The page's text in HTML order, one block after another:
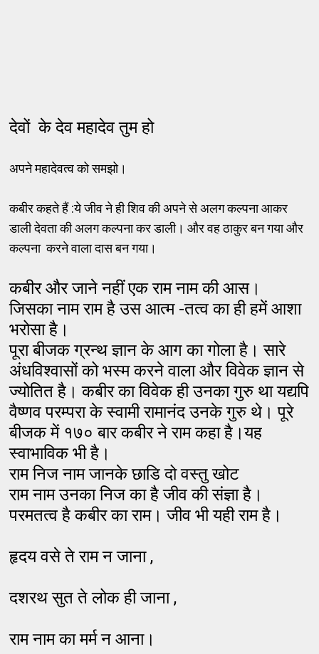
देवों के देव महादेव तुम हो
अपने महादेवत्व को समझो।
कबीर कहते हैं :ये जीव ने ही शिव की अपने से अलग कल्पना आकर
डाली देवता की अलग कल्पना कर डाली। और वह ठाकुर बन गया और
कल्पना करने वाला दास बन गया।
कबीर और जाने नहीं एक राम नाम की आस।
जिसका नाम राम है उस आत्म -तत्व का ही हमें आशा
भरोसा है।
पूरा बीजक ग्रन्थ ज्ञान के आग का गोला है। सारे
अंधविश्वासों को भस्म करने वाला और विवेक ज्ञान से
ज्योतित है। कबीर का विवेक ही उनका गुरु था यद्यपि
वैष्णव परम्परा के स्वामी रामानंद उनके गुरु थे। पूरे
बीजक में १७० बार कबीर ने राम कहा है।यह
स्वाभाविक भी है।
राम निज नाम जानके छाडि दो वस्तु खोट
राम नाम उनका निज का है जीव की संज्ञा है।
परमतत्व है कबीर का राम। जीव भी यही राम है।
हृदय वसे ते राम न जाना ,
दशरथ सुत ते लोक ही जाना ,
राम नाम का मर्म न आना।